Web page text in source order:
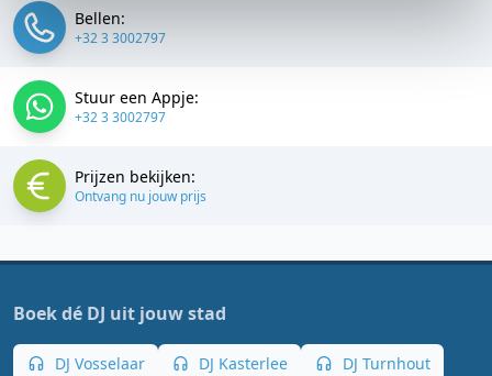
Bellen:
+32 3 3002797
Stuur een Appje:
+32 3 3002797
Prijzen bekijken:
Ontvang nu jouw prijs
Boek dé DJ uit jouw stad
DJ Vosselaar DJ Kasterlee
DJ Turnhout